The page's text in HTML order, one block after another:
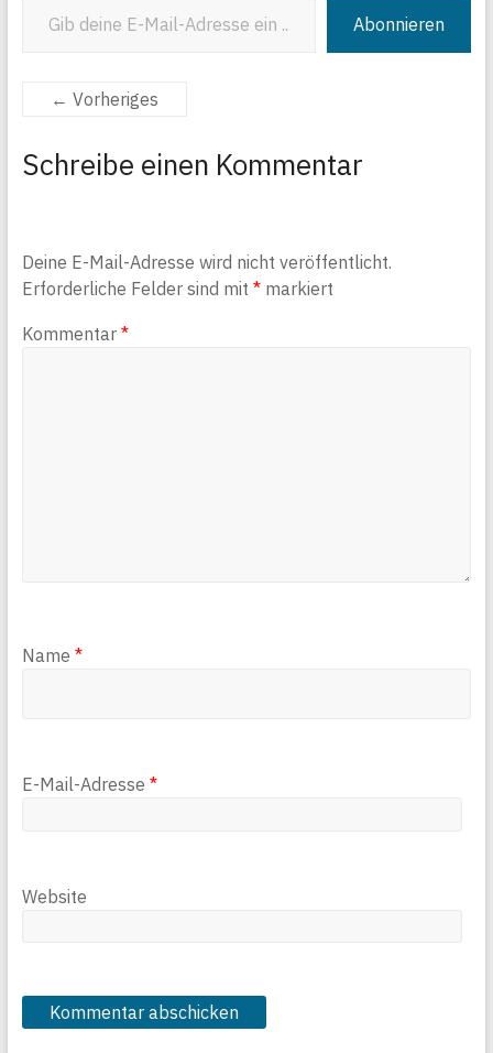
Abonnieren
← Vorheriges
Schreibe einen Kommentar
Deine E-Mail-Adresse wird nicht veröffentlicht.
Erforderliche Felder sind mit *markiert
Kommentar *
Name *
E-Mail-Adresse *
Website